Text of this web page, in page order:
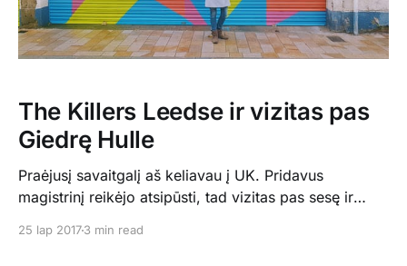
The Killers Leedse ir vizitas pas
Giedrę Hulle
Praėjusį savaitgalį aš keliavau į UK. Pridavus
magistrinį reikėjo atsipūsti, tad vizitas pas sesę ir
buvo pats tas. Pirmąją dieną, šeštadienio vakarą
25 lap 20173 min read